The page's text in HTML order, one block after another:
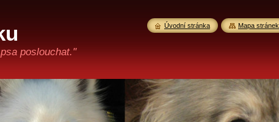
poslouchat."
Úvodní stránka Mapa stránek